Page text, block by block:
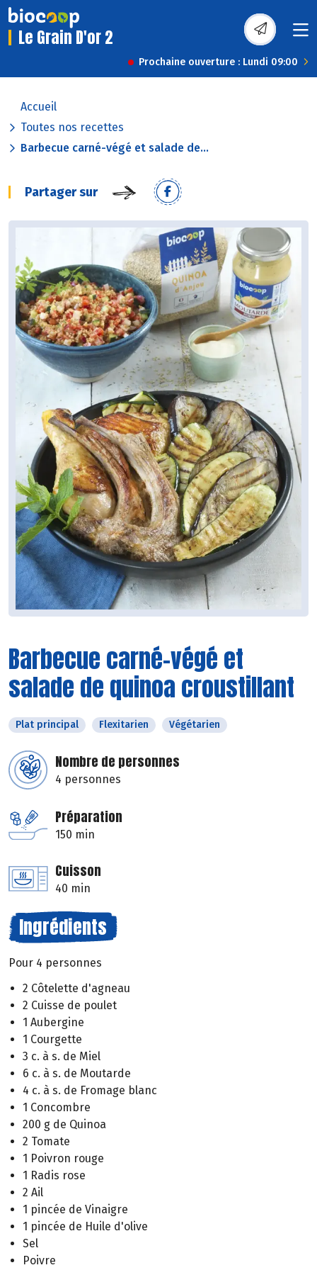
Le Grain D'or 2
Prochaine ouverture : Lundi 09:00
Accueil
Toutes nos recettes
Barbecue carné-végé et salade de...
Partager sur
Barbecue carné-végé et
salade de quinoa croustillant
Plat principal Flexitarien Végétarien
Nombre de personnes
4 personnes
Préparation
150 min
Cuisson
40 min
Ingrédients
Pour 4 personnes
2 Côtelette d'agneau
2 Cuisse de poulet
1 Aubergine
1 Courgette
3 c. à s. de Miel
6 c. à s. de Moutarde
4 c. à s. de Fromage blanc
1 Concombre
200 g de Quinoa
2 Tomate
1 Poivron rouge
1 Radis rose
2 Ail
1 pincée de Vinaigre
1 pincée de Huile d'olive
Sel
Poivre